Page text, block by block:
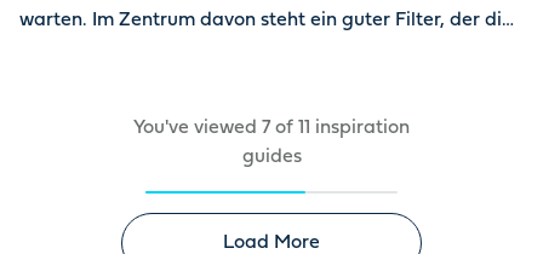
warten. Im Zentrum davon steht ein guter Filter, der die
You've viewed 7 of
inspiration
guides
Load More